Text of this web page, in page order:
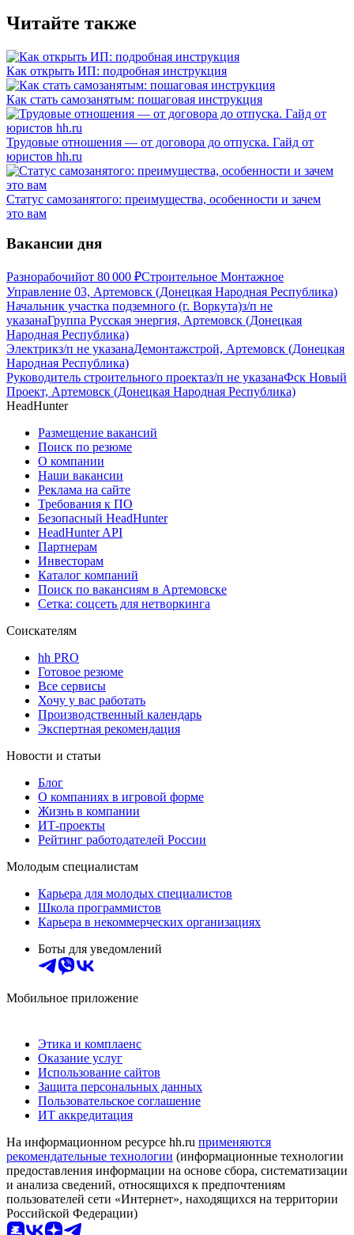
Читайте также
Как открыть ИП: подробная инструкция
Как стать самозанятым: пошаговая инструкция
Трудовые отношения — от договора до отпуска. Гайд от
юристов hh.ru
Статус самозанятого: преимущества, особенности и зачем
это вам
Вакансии дня
Разнорабочийот 80 000 ₽Строительное Монтажное
Управление 03, Артемовск (Донецкая Народная Республика)
Начальник участка подземного (г. Воркута)з/п не
указанаГруппа Русская энергия, Артемовск (Донецкая
Народная Республика)
Электрикз/п не указанаДемонтажстрой, Артемовск (Донецкая
Народная Республика)
Руководитель строительного проектаз/п не указанаФск Новый
Проект, Артемовск (Донецкая Народная Республика)
HeadHunter
Размещение вакансий
Поиск по резюме
О компании
Наши вакансии
Реклама на сайте
Требования к ПО
Безопасный HeadHunter
HeadHunter API
Партнерам
Инвесторам
Каталог компаний
Поиск по вакансиям в Артемовске
Сетка: соцсеть для нетворкинга
Соискателям
hh PRO
Готовое резюме
Все сервисы
Хочу у вас работать
Производственный календарь
Экспертная рекомендация
Новости и статьи
Блог
О компаниях в игровой форме
Жизнь в компании
ИТ-проекты
Рейтинг работодателей России
Молодым специалистам
Карьера для молодых специалистов
Школа программистов
Карьера в некоммерческих организациях
Боты для уведомлений
Мобильное приложение
Этика и комплаенс
Оказание услуг
Использование сайтов
Защита персональных данных
Пользовательское соглашение
ИТ аккредитация
На информационном ресурсе hh.ru применяются
рекомендательные технологии (информационные технологии
предоставления информации на основе сбора, систематизации
и анализа сведений, относящихся к предпочтениям
пользователей сети «Интернет», находящихся на территории
Российской Федерации)